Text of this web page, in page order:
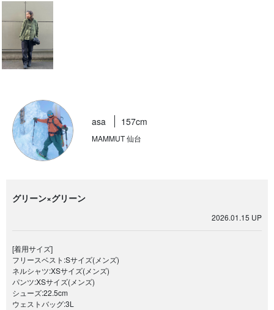
asa 157cm
MAMMUT 仙台
グリーン×グリーン
2026.01.15 UP
[着用サイズ]
フリースベスト:Sサイズ(メンズ)
ネルシャツ:XSサイズ(メンズ)
パンツ:XSサイズ(メンズ)
シューズ:22.5cm
ウェストバッグ:3L